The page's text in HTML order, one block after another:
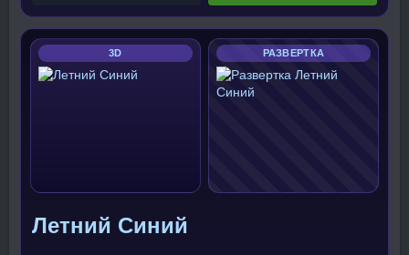
3D РАЗВЕРТКА
Летний Синий